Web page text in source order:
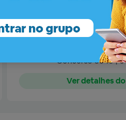
Resultado de
24 30
Concurso 3040 |
Ver detalhes